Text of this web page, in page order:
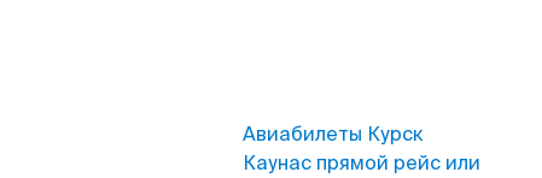
Авиабилеты Курск
Каунас прямой рейс или